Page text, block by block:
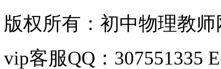
版权所有：初中物理教
vip客服QQ：307551335